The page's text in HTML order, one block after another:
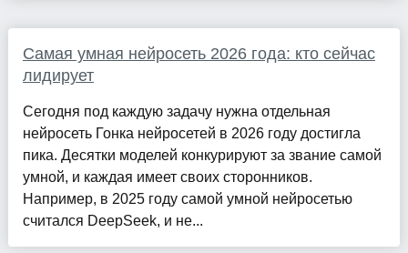
Самая умная нейросеть 2026 года: кто сейчас
лидирует
Сегодня под каждую задачу нужна отдельная
нейросеть Гонка нейросетей в 2026 году достигла
пика. Десятки моделей конкурируют за звание самой
умной, и каждая имеет своих сторонников.
Например, в 2025 году самой умной нейросетью
считался DeepSeek, и не...